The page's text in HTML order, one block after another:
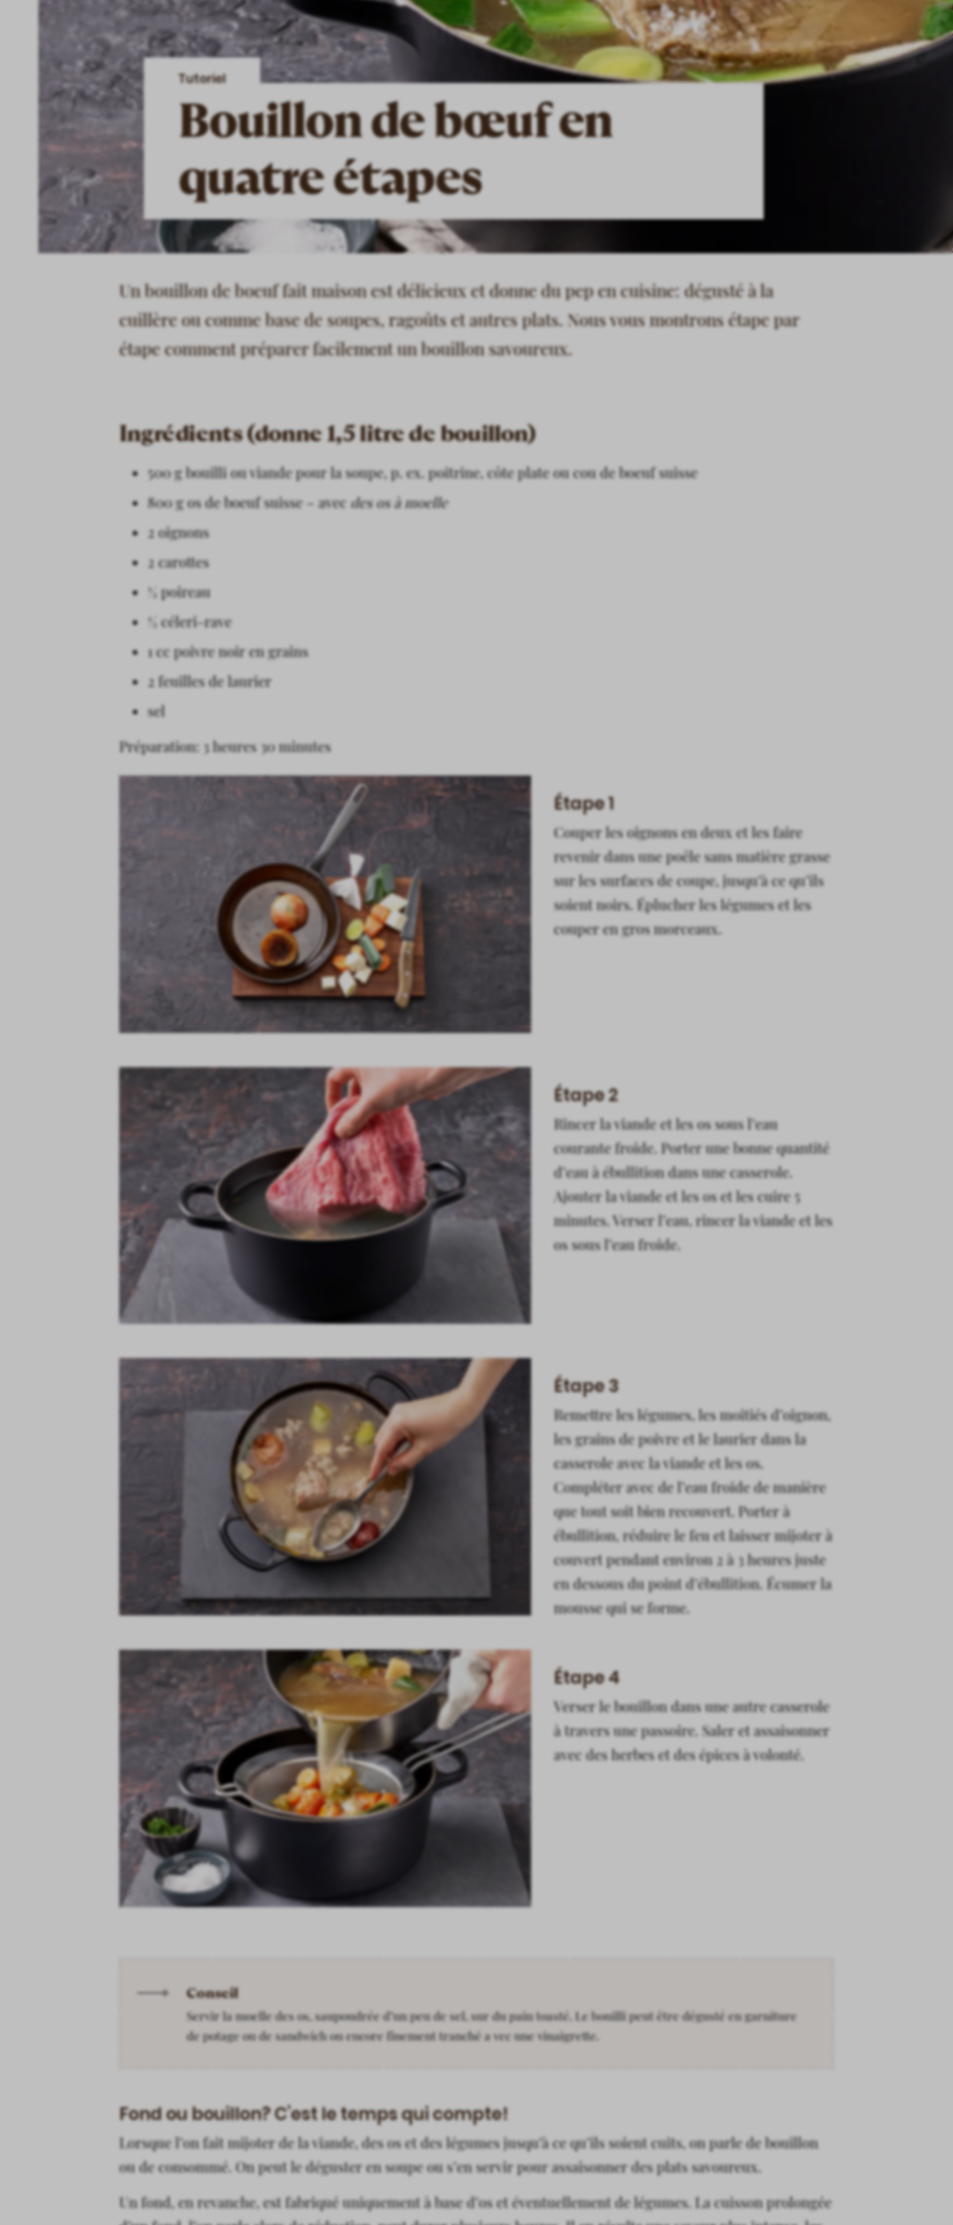
Tutoriel
Bouillon de bœuf en
quatre étapes
Un bouillon de boeuf fait maison est délicieux et donne du pep en cuisine: dégusté à la
cuillère ou comme base de soupes, ragoûts et autres plats. Nous vous montrons étape par
étape comment préparer facilement un bouillon savoureux.
Ingrédients (donne 1,5 litre de bouillon)
500 g bouilli ou viande pour la soupe, p. ex. poitrine, côte plate ou cou de boeuf suisse
800 g os de boeuf suisse – avec des os à moelle
2 oignons
2 carottes
½ poireau
½ céleri-rave
1 cc poivre noir en grains
2 feuilles de laurier
sel
Préparation: 3 heures 30 minutes
Étape 1
Couper les oignons en deux et les faire
revenir dans une poêle sans matière grasse
sur les surfaces de coupe, jusqu’à ce qu’ils
soient noirs. Éplucher les légumes et les
couper en gros morceaux.
Étape 2
Rincer la viande et les os sous l’eau
courante froide. Porter une bonne quantité
d’eau à ébullition dans une casserole.
Ajouter la viande et les os et les cuire 5
minutes. Verser l’eau, rincer la viande et les
os sous l’eau froide.
Étape 3
Remettre les légumes, les moitiés d’oignon,
les grains de poivre et le laurier dans la
casserole avec la viande et les os.
Compléter avec de l’eau froide de manière
que tout soit bien recouvert. Porter à
ébullition, réduire le feu et laisser mijoter à
couvert pendant environ 2 à 3 heures juste
en dessous du point d’ébullition. Écumer la
mousse qui se forme.
Étape 4
Verser le bouillon dans une autre casserole
à travers une passoire. Saler et assaisonner
avec des herbes et des épices à volonté.
Conseil
Servir la moelle des os, saupoudrée d’un peu de sel, sur du pain toasté. Le bouilli peut être dégusté en garniture
de potage ou de sandwich ou encore finement tranché a vec une vinaigrette.
Fond ou bouillon? C’est le temps qui compte!
Lorsque l’on fait mijoter de la viande, des os et des légumes jusqu’à ce qu’ils soient cuits, on parle de bouillon
ou de consommé. On peut le déguster en soupe ou s’en servir pour assaisonner des plats savoureux.
Un fond, en revanche, est fabriqué uniquement à base d’os et éventuellement de légumes. La cuisson prolongée